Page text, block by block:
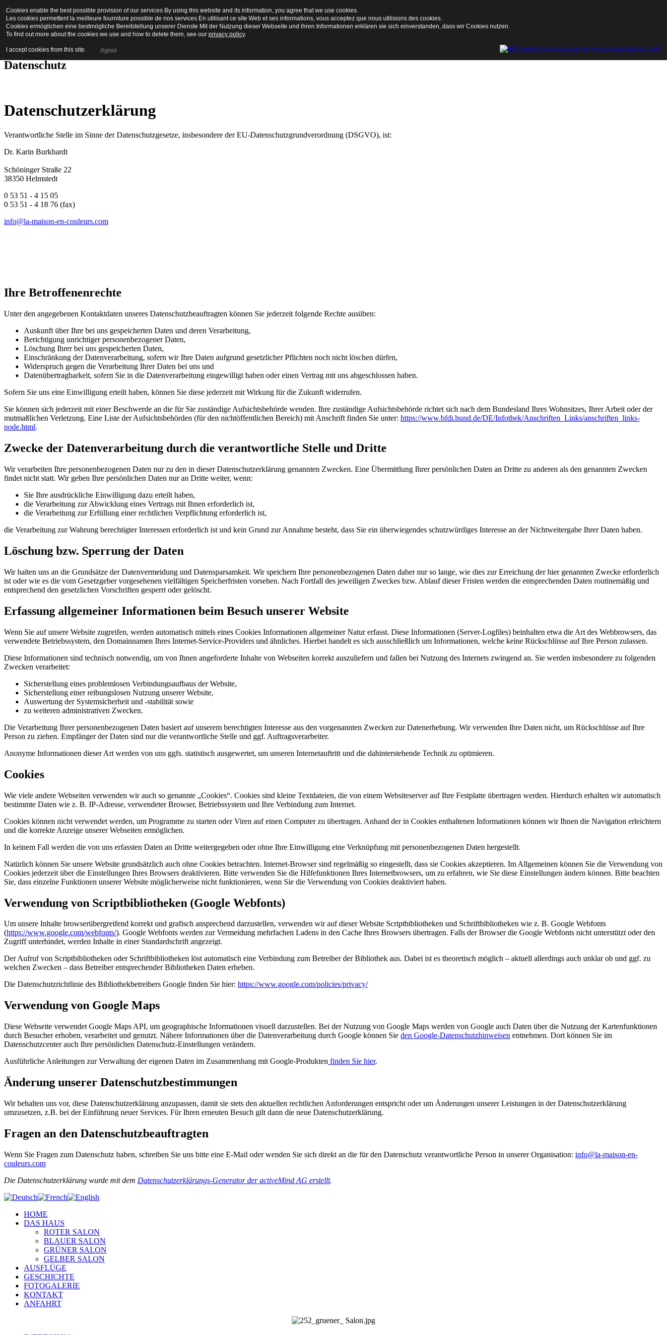
La Maison en Couleurs
Datenschutz
Datenschutzerklärung
Verantwortliche Stelle im Sinne der Datenschutzgesetze, insbesondere der EU-Datenschutzgrundverordnung (DSGVO), ist:
Dr. Karin Burkhardt
Schöninger Straße 22
38350 Helmstedt
0 53 51 - 4 15 05
0 53 51 - 4 18 76 (fax)
info@la-maison-en-couleurs.com
Ihre Betroffenenrechte
Unter den angegebenen Kontaktdaten unseres Datenschutzbeauftragten können Sie jederzeit folgende Rechte ausüben:
Auskunft über Ihre bei uns gespeicherten Daten und deren Verarbeitung,
Berichtigung unrichtiger personenbezogener Daten,
Löschung Ihrer bei uns gespeicherten Daten,
Einschränkung der Datenverarbeitung, sofern wir Ihre Daten aufgrund gesetzlicher Pflichten noch nicht löschen dürfen,
Widerspruch gegen die Verarbeitung Ihrer Daten bei uns und
Datenübertragbarkeit, sofern Sie in die Datenverarbeitung eingewilligt haben oder einen Vertrag mit uns abgeschlossen haben.
Sofern Sie uns eine Einwilligung erteilt haben, können Sie diese jederzeit mit Wirkung für die Zukunft widerrufen.
Sie können sich jederzeit mit einer Beschwerde an die für Sie zuständige Aufsichtsbehörde wenden. Ihre zuständige Aufsichtsbehörde richtet sich nach dem Bundesland Ihres Wohnsitzes, Ihrer Arbeit oder der
mutmaßlichen Verletzung. Eine Liste der Aufsichtsbehörden (für den nichtöffentlichen Bereich) mit Anschrift finden Sie unter: https://www.bfdi.bund.de/DE/Infothek/Anschriften_Links/anschriften_links-
node.html.
Zwecke der Datenverarbeitung durch die verantwortliche Stelle und Dritte
Wir verarbeiten Ihre personenbezogenen Daten nur zu den in dieser Datenschutzerklärung genannten Zwecken. Eine Übermittlung Ihrer persönlichen Daten an Dritte zu anderen als den genannten Zwecken
findet nicht statt. Wir geben Ihre persönlichen Daten nur an Dritte weiter, wenn:
Sie Ihre ausdrückliche Einwilligung dazu erteilt haben,
die Verarbeitung zur Abwicklung eines Vertrags mit Ihnen erforderlich ist,
die Verarbeitung zur Erfüllung einer rechtlichen Verpflichtung erforderlich ist,
die Verarbeitung zur Wahrung berechtigter Interessen erforderlich ist und kein Grund zur Annahme besteht, dass Sie ein überwiegendes schutzwürdiges Interesse an der Nichtweitergabe Ihrer Daten haben.
Löschung bzw. Sperrung der Daten
Wir halten uns an die Grundsätze der Datenvermeidung und Datensparsamkeit. Wir speichern Ihre personenbezogenen Daten daher nur so lange, wie dies zur Erreichung der hier genannten Zwecke erforderlich
ist oder wie es die vom Gesetzgeber vorgesehenen vielfältigen Speicherfristen vorsehen. Nach Fortfall des jeweiligen Zweckes bzw. Ablauf dieser Fristen werden die entsprechenden Daten routinemäßig und
entsprechend den gesetzlichen Vorschriften gesperrt oder gelöscht.
Erfassung allgemeiner Informationen beim Besuch unserer Website
Wenn Sie auf unsere Website zugreifen, werden automatisch mittels eines Cookies Informationen allgemeiner Natur erfasst. Diese Informationen (Server-Logfiles) beinhalten etwa die Art des Webbrowsers, das
verwendete Betriebssystem, den Domainnamen Ihres Internet-Service-Providers und ähnliches. Hierbei handelt es sich ausschließlich um Informationen, welche keine Rückschlüsse auf Ihre Person zulassen.
Diese Informationen sind technisch notwendig, um von Ihnen angeforderte Inhalte von Webseiten korrekt auszuliefern und fallen bei Nutzung des Internets zwingend an. Sie werden insbesondere zu folgenden
Zwecken verarbeitet:
Sicherstellung eines problemlosen Verbindungsaufbaus der Website,
Sicherstellung einer reibungslosen Nutzung unserer Website,
Auswertung der Systemsicherheit und -stabilität sowie
zu weiteren administrativen Zwecken.
Die Verarbeitung Ihrer personenbezogenen Daten basiert auf unserem berechtigten Interesse aus den vorgenannten Zwecken zur Datenerhebung. Wir verwenden Ihre Daten nicht, um Rückschlüsse auf Ihre
Person zu ziehen. Empfänger der Daten sind nur die verantwortliche Stelle und ggf. Auftragsverarbeiter.
Anonyme Informationen dieser Art werden von uns ggfs. statistisch ausgewertet, um unseren Internetauftritt und die dahinterstehende Technik zu optimieren.
Cookies
Wie viele andere Webseiten verwenden wir auch so genannte „Cookies“. Cookies sind kleine Textdateien, die von einem Websiteserver auf Ihre Festplatte übertragen werden. Hierdurch erhalten wir automatisch
bestimmte Daten wie z. B. IP-Adresse, verwendeter Browser, Betriebssystem und Ihre Verbindung zum Internet.
Cookies können nicht verwendet werden, um Programme zu starten oder Viren auf einen Computer zu übertragen. Anhand der in Cookies enthaltenen Informationen können wir Ihnen die Navigation erleichtern
und die korrekte Anzeige unserer Webseiten ermöglichen.
In keinem Fall werden die von uns erfassten Daten an Dritte weitergegeben oder ohne Ihre Einwilligung eine Verknüpfung mit personenbezogenen Daten hergestellt.
Natürlich können Sie unsere Website grundsätzlich auch ohne Cookies betrachten. Internet-Browser sind regelmäßig so eingestellt, dass sie Cookies akzeptieren. Im Allgemeinen können Sie die Verwendung von
Cookies jederzeit über die Einstellungen Ihres Browsers deaktivieren. Bitte verwenden Sie die Hilfefunktionen Ihres Internetbrowsers, um zu erfahren, wie Sie diese Einstellungen ändern können. Bitte beachten
Sie, dass einzelne Funktionen unserer Website möglicherweise nicht funktionieren, wenn Sie die Verwendung von Cookies deaktiviert haben.
Verwendung von Scriptbibliotheken (Google Webfonts)
Um unsere Inhalte browserübergreifend korrekt und grafisch ansprechend darzustellen, verwenden wir auf dieser Website Scriptbibliotheken und Schriftbibliotheken wie z. B. Google Webfonts
(https://www.google.com/webfonts/). Google Webfonts werden zur Vermeidung mehrfachen Ladens in den Cache Ihres Browsers übertragen. Falls der Browser die Google Webfonts nicht unterstützt oder den
Zugriff unterbindet, werden Inhalte in einer Standardschrift angezeigt.
Der Aufruf von Scriptbibliotheken oder Schriftbibliotheken löst automatisch eine Verbindung zum Betreiber der Bibliothek aus. Dabei ist es theoretisch möglich – aktuell allerdings auch unklar ob und ggf. zu
welchen Zwecken – dass Betreiber entsprechender Bibliotheken Daten erheben.
Die Datenschutzrichtlinie des Bibliothekbetreibers Google finden Sie hier: https://www.google.com/policies/privacy/
Verwendung von Google Maps
Diese Webseite verwendet Google Maps API, um geographische Informationen visuell darzustellen. Bei der Nutzung von Google Maps werden von Google auch Daten über die Nutzung der Kartenfunktionen
durch Besucher erhoben, verarbeitet und genutzt. Nähere Informationen über die Datenverarbeitung durch Google können Sie den Google-Datenschutzhinweisen entnehmen. Dort können Sie im
Datenschutzcenter auch Ihre persönlichen Datenschutz-Einstellungen verändern.
Ausführliche Anleitungen zur Verwaltung der eigenen Daten im Zusammenhang mit Google-Produkten finden Sie hier.
Änderung unserer Datenschutzbestimmungen
Wir behalten uns vor, diese Datenschutzerklärung anzupassen, damit sie stets den aktuellen rechtlichen Anforderungen entspricht oder um Änderungen unserer Leistungen in der Datenschutzerklärung
umzusetzen, z.B. bei der Einführung neuer Services. Für Ihren erneuten Besuch gilt dann die neue Datenschutzerklärung.
Fragen an den Datenschutzbeauftragten
Wenn Sie Fragen zum Datenschutz haben, schreiben Sie uns bitte eine E-Mail oder wenden Sie sich direkt an die für den Datenschutz verantwortliche Person in unserer Organisation: info@la-maison-en-
couleurs.com
Die Datenschutzerklärung wurde mit dem Datenschutzerklärungs-Generator der activeMind AG erstellt.
HOME
DAS HAUS
ROTER SALON
BLAUER SALON
GRÜNER SALON
GELBER SALON
AUSFLÜGE
GESCHICHTE
FOTOGALERIE
KONTAKT
ANFAHRT
Cookies enable the best possible provision of our services By using this website and its information, you agree that we use cookies.
Les cookies permettent la meilleure fourniture possible de nos services En utilisant ce site Web et ses informations, vous acceptez que nous utilisions des cookies.
Cookies ermöglichen eine bestmögliche Bereitstellung unserer Dienste Mit der Nutzung dieser Webseite und ihren Informationen erklären sie sich einverstanden, dass wir Cookies nutzen.
To find out more about the cookies we use and how to delete them, see our privacy policy.
I accept cookies from this site. Agree